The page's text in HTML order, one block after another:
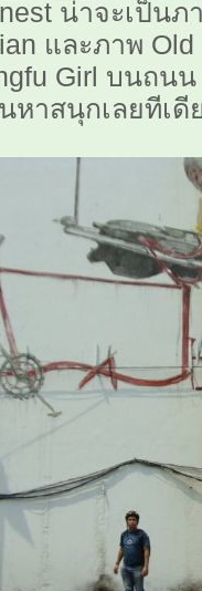
น่าจะเป็นภ
และภาพ
Girl บนถน
หาสนุกเลยทีเ